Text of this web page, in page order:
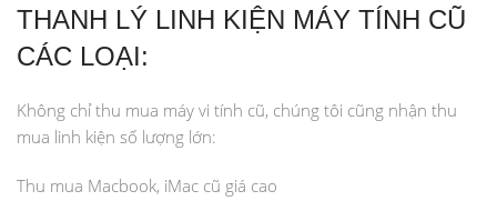
THANH LÝ LINH KIỆN MÁY TÍNH CŨ
CÁC LOẠI:
Không chỉ thu mua máy vi tính cũ, chúng tôi cũng nhận thu
mua linh kiện số lượng lớn:
Thu mua Macbook, iMac cũ giá cao